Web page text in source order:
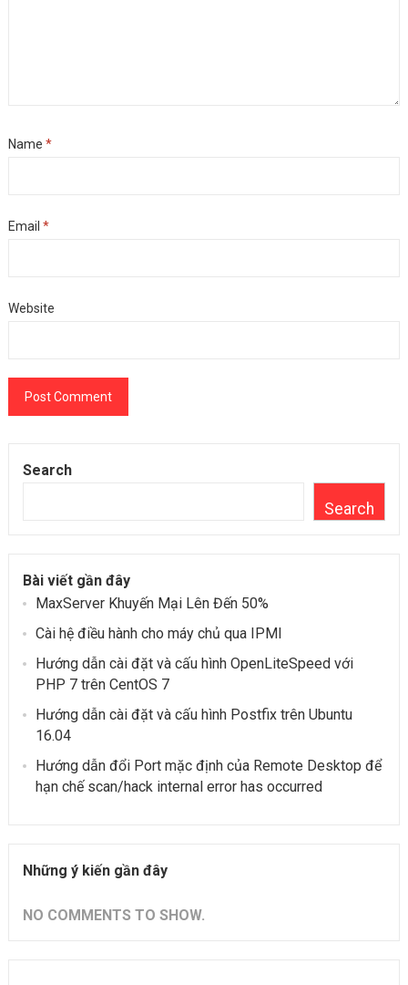
Name *
Email *
Website
Search
Search
Bài viết gần đây
MaxServer Khuyến Mại Lên Đến 50%
Cài hệ điều hành cho máy chủ qua IPMI
Hướng dẫn cài đặt và cấu hình OpenLiteSpeed ​​với
PHP 7 trên CentOS 7
Hướng dẫn cài đặt và cấu hình Postfix trên Ubuntu
16.04
Hướng dẫn đổi Port mặc định của Remote Desktop để
hạn chế scan/hack internal error has occurred
Những ý kiến gần đây
NO COMMENTS TO SHOW.